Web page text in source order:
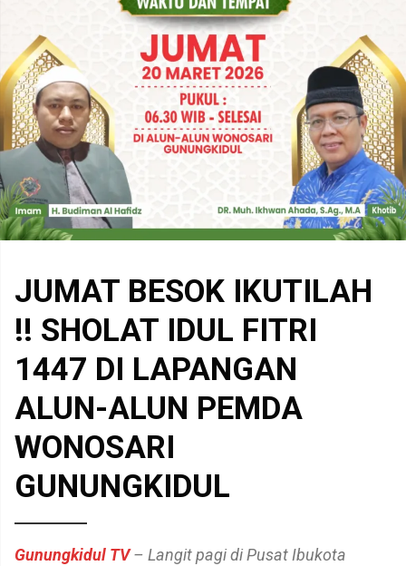
JUMAT BESOK IKUTILAH
!! SHOLAT IDUL FITRI
1447 DI LAPANGAN
ALUN-ALUN PEMDA
WONOSARI
GUNUNGKIDUL
Gunungkidul TV– Langit pagi di Pusat Ibukota